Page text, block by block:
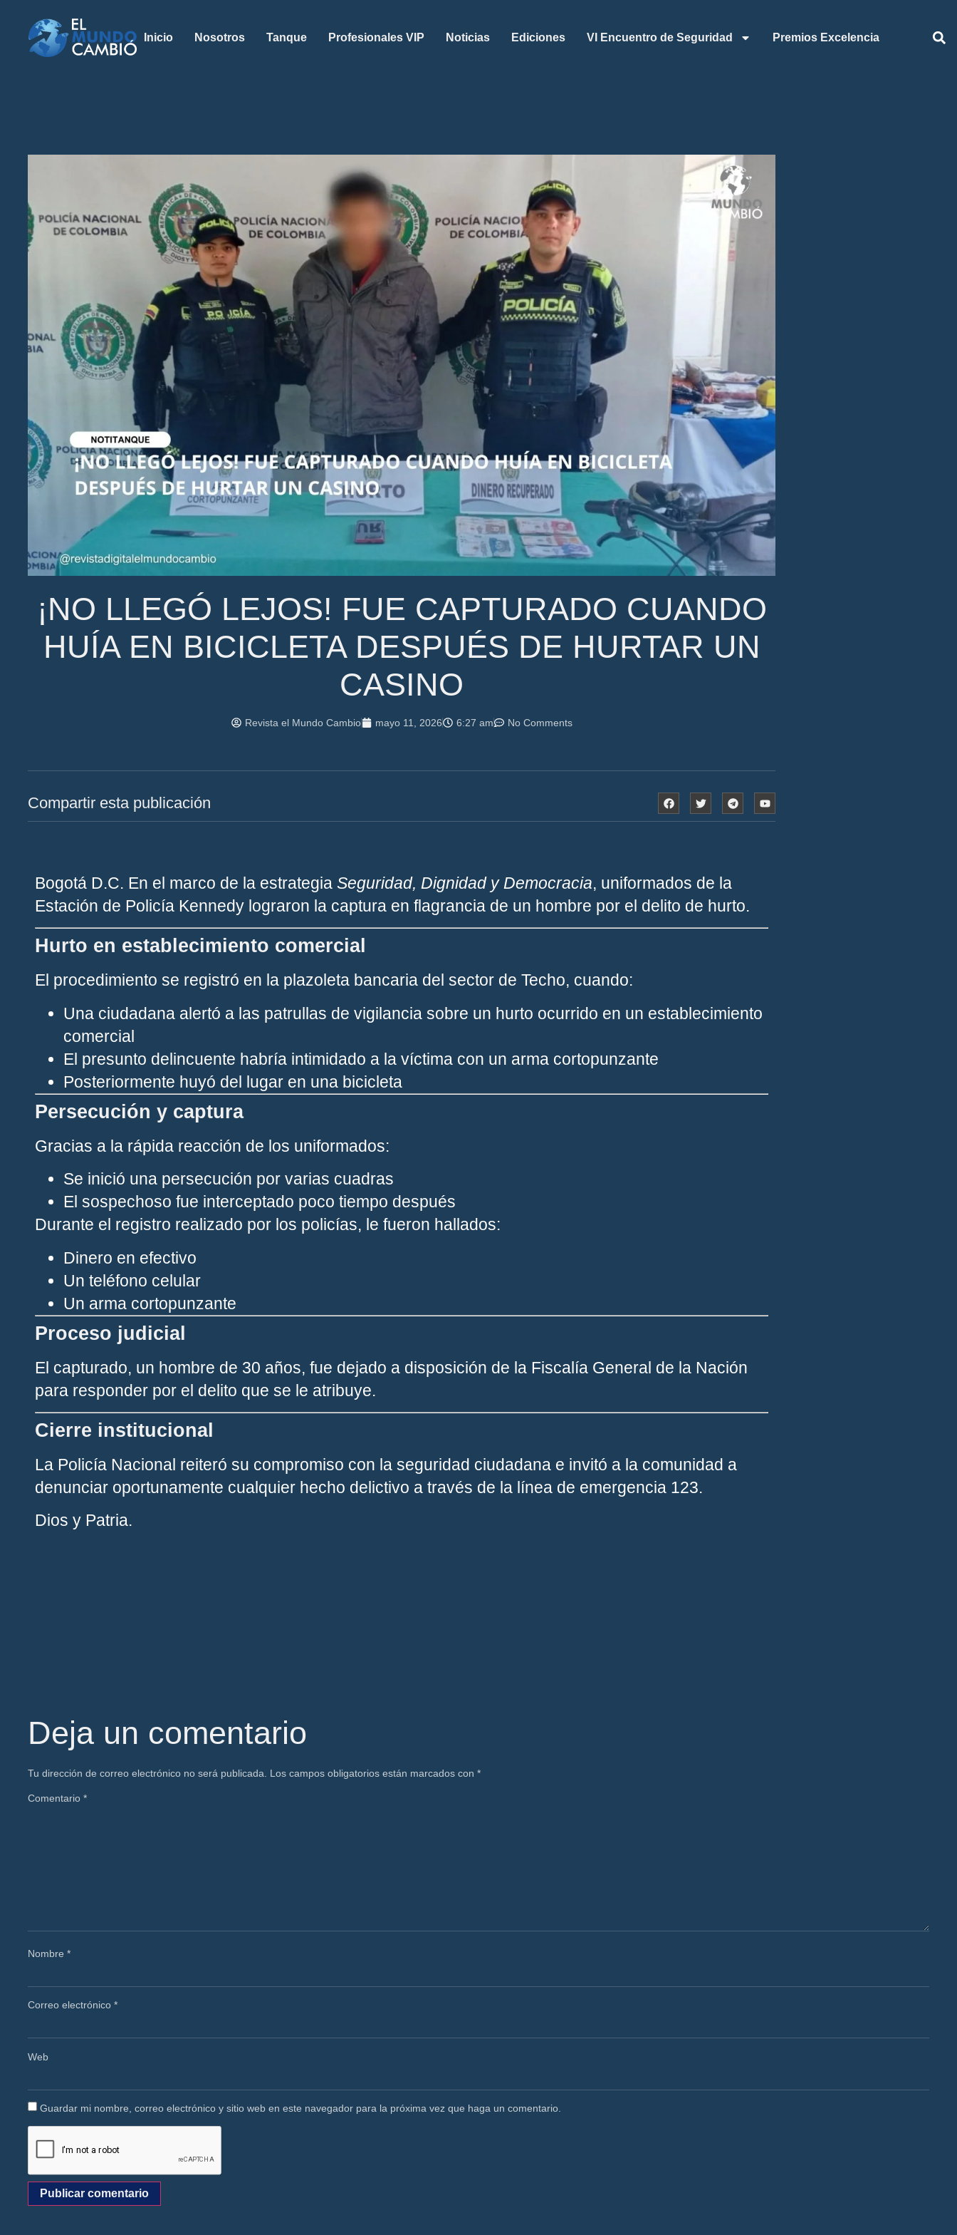
Inicio Nosotros Tanque Profesionales VIP Noticias Ediciones VI Encuentro de Seguridad Premios Excelencia
¡NO LLEGÓ LEJOS! FUE CAPTURADO CUANDO
HUÍA EN BICICLETA DESPUÉS DE HURTAR UN
CASINO
Revista el Mundo Cambio mayo 11, 2026 6:27 am No Comments
Compartir esta publicación
Bogotá D.C. En el marco de la estrategiaSeguridad, Dignidad y Democracia, uniformados de la
Estación de Policía Kennedy lograron la captura en flagrancia de un hombre por el delito de hurto.
Hurto en establecimiento comercial
El procedimiento se registró en la plazoleta bancaria del sector de Techo, cuando:
Una ciudadana alertó a las patrullas de vigilancia sobre un hurto ocurrido en un establecimiento
comercial
El presunto delincuente habría intimidado a la víctima con un arma cortopunzante
Posteriormente huyó del lugar en una bicicleta
Persecución y captura
Gracias a la rápida reacción de los uniformados:
Se inició una persecución por varias cuadras
El sospechoso fue interceptado poco tiempo después
Durante el registro realizado por los policías, le fueron hallados:
Dinero en efectivo
Un teléfono celular
Un arma cortopunzante
Proceso judicial
El capturado, un hombre de 30 años, fue dejado a disposición de la Fiscalía General de la Nación
para responder por el delito que se le atribuye.
Cierre institucional
La Policía Nacional reiteró su compromiso con la seguridad ciudadana e invitó a la comunidad a
denunciar oportunamente cualquier hecho delictivo a través de la línea de emergencia 123.
Dios y Patria.
Deja un comentario
Tu dirección de correo electrónico no será publicada. Los campos obligatorios están marcados con*
Comentario*
Nombre*
Correo electrónico*
Web
Guardar mi nombre, correo electrónico y sitio web en este navegador para la próxima vez que haga un comentario.